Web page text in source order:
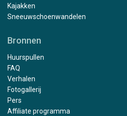
Kajakken
Sneeuwschoenwandelen
Bronnen
Huurspullen
FAQ
Verhalen
Fotogallerij
Pers
Affiliate programma